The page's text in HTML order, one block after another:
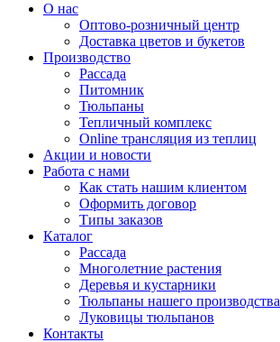
О нас
Оптово-розничный центр
Доставка цветов и букетов
Производство
Рассада
Питомник
Тюльпаны
Тепличный комплекс
Online трансляция из теплиц
Акции и новости
Работа с нами
Как стать нашим клиентом
Оформить договор
Типы заказов
Каталог
Рассада
Многолетние растения
Деревья и кустарники
Тюльпаны нашего производства
Луковицы тюльпанов
Контакты